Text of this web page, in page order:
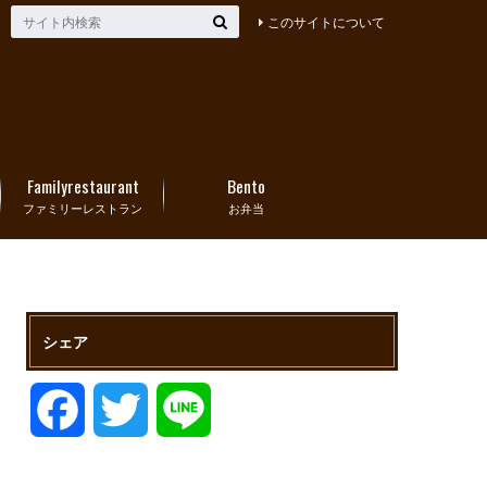
このサイトについて
ファミリーレストラン
Familyrestaurant
お弁当
Bento
シェア